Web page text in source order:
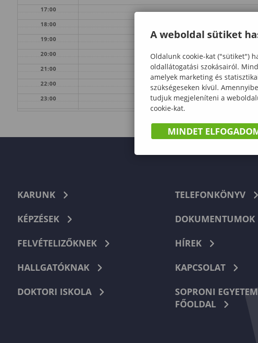
17:00
18:00
19:00
20:00
21:00
22:00
23:00
KARUNK
KÉPZÉSEK
FELVÉTELIZŐKNEK
HALLGATÓKNAK
DOKTORI ISKOLA
TELEFONKÖNYV
DOKUMENTUMOK
HÍREK
KAPCSOLAT
SOPRONI EGYETEM
FŐOLDAL
A weboldal sütiket
Oldalunk cookie-kat ("sütiket")
oldallátogatási szokásairól.
amelyek marketing és
szükségeseken kívül.
tudjuk megjeleníteni a
cookie-kat.
MINDET